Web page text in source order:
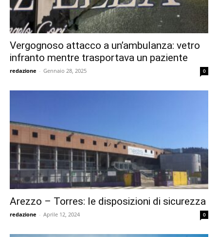
Vergognoso attacco a un’ambulanza: vetro
infranto mentre trasportava un paziente
redazione - Gennaio 28, 2025 0
Arezzo – Torres: le disposizioni di sicurezza
redazione - Aprile 12, 2024 0